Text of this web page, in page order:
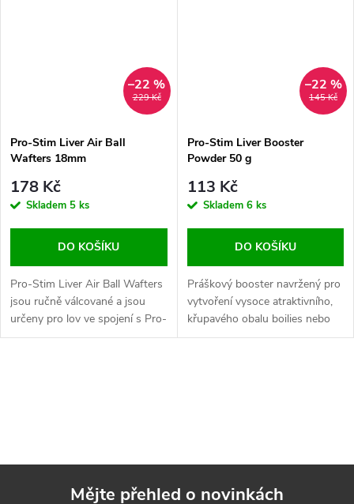
229 Kč
–22 %
Pro-Stim Liver Air Ball
Wafters 18mm
178 Kč
Skladem 5 ks
DO KOŠÍKU
Pro-Stim Liver Air Ball Wafters
jsou ručně válcované a jsou
určeny pro lov ve spojení s Pro-
Stim Liver Boilies
145 Kč
–22 %
Pro-Stim Liver Booster
Powder 50 g
113 Kč
Skladem 6 ks
DO KOŠÍKU
Práškový booster navržený pro
vytvoření vysoce atraktivního,
křupavého obalu boilies nebo
návnad Pro-Stim Lover,
Mějte přehled o novinkách